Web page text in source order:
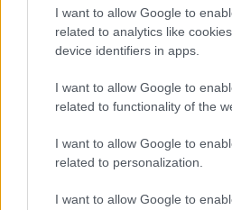
I want to allow Google to
related to analytics like
device identifiers in apps.
I want to allow Google to
related to functionality of the
I want to allow Google to
related to personalization.
I want to allow Google to
Olvasói
tartományból és
Következzen blog olvasóm,
élménybeszámoló sorozatának
Riport helyszínei: Pinzgau,